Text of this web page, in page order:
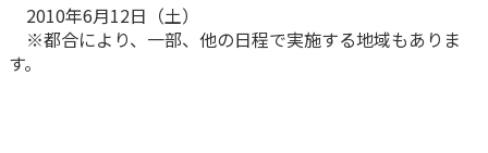
保険かんたん診断
日本郵政グループとしての取り組み
採用情報
English
2010年6月12日（土）
※都合により、一部、他の日程で実施する地域もありま
す。